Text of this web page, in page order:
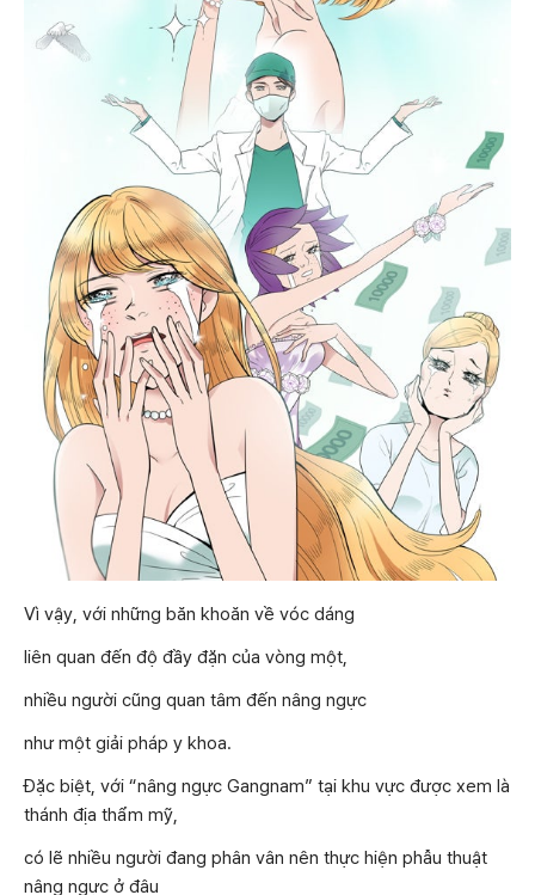
Vì vậy, với những băn khoăn về vóc dáng
liên quan đến độ đầy đặn của vòng một,
nhiều người cũng quan tâm đến nâng ngực
như một giải pháp y khoa.
Đặc biệt, với “nâng ngực Gangnam” tại khu vực được xem là
thánh địa thẩm mỹ,
có lẽ nhiều người đang phân vân nên thực hiện phẫu thuật
nâng ngực ở đâu